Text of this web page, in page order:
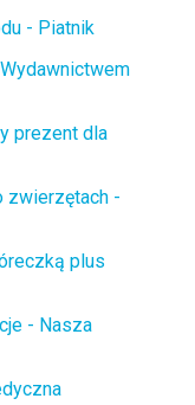
- Piatnik
prezent dla
zwierzętach -
plus
- Nasza